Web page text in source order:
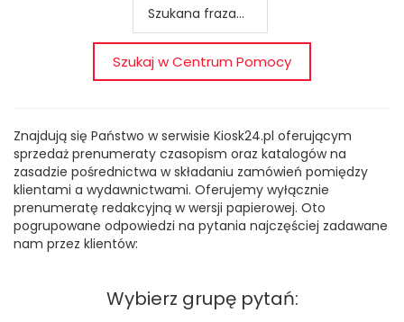
Znajdują się Państwo w serwisie Kiosk24.pl oferującym
sprzedaż prenumeraty czasopism oraz katalogów na
zasadzie pośrednictwa w składaniu zamówień pomiędzy
klientami a wydawnictwami. Oferujemy wyłącznie
prenumeratę redakcyjną w wersji papierowej. Oto
pogrupowane odpowiedzi na pytania najczęściej zadawane
nam przez klientów:
Wybierz grupę pytań: